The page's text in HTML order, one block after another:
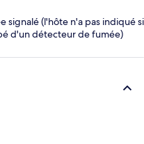
signalé (l'hôte n'a pas indiqué si
d'un détecteur de fumée)